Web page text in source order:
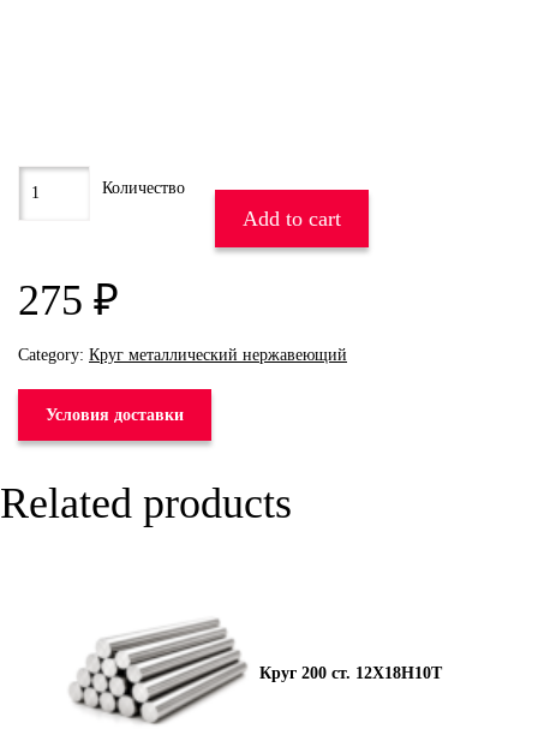
275 ₽
Add to cart
Category: Круг металлический нержавеющий
Условия доставки
Related products
Круг 200 ст. 12Х18Н10Т